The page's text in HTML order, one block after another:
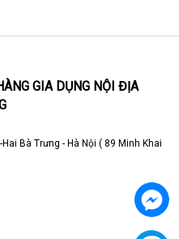
GIA DỤNG NỘI ĐỊA
Bà Trưng - Hà Nội ( 89 Minh Khai